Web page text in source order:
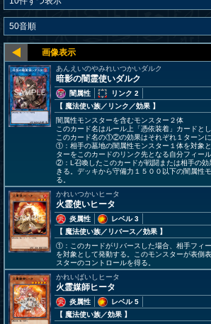
あんえいのやみれいつかいダルク
暗影の闇霊使いダルク
闇属性
リンク 2
【 魔法使い族／リンク／効果 】
闇属性モンスターを含むモンスター２体
このカード名はルール上「憑依装着」カードとし
このカード名の①②の効果はそれぞれ１ターンに
①：相手の墓地の闇属性モンスター１体を対象
ターをこのカードのリンク先となる自分フィー
②：L召喚したこのカードが戦闘または相手の効
きる。デッキから守備力１５００以下の闇属性
る。
かれいつかいヒータ
火霊使いヒータ
炎属性
レベル 3
【 魔法使い族／リバース／効果 】
①：このカードがリバースした場合、相手フィ
を対象として発動する。このモンスターが表側
スターのコントロールを得る。
かれいばいしヒータ
火霊媒師ヒータ
炎属性
レベル 5
【 魔法使い族／効果 】